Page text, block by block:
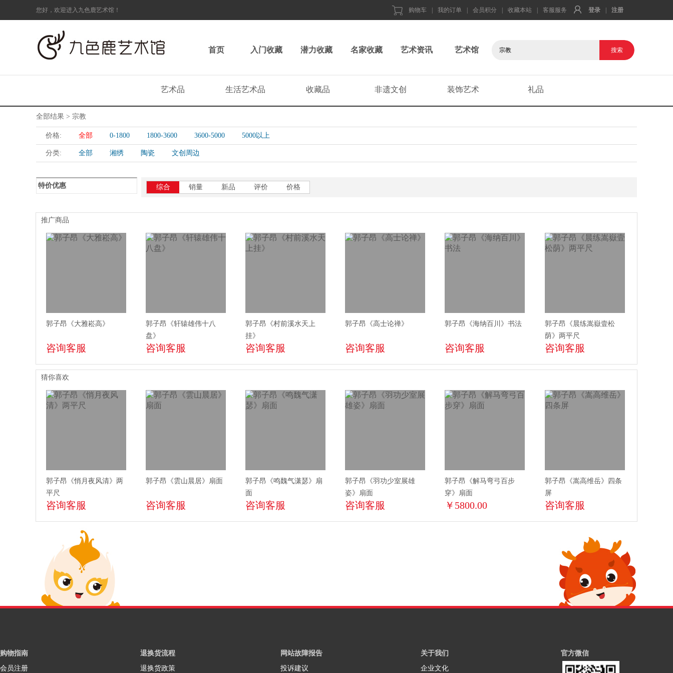
您好，欢迎进入九色鹿艺术馆！ 购物车 我的订单 会员积分 收藏本站 客服服务 登录 注册
首页 入门收藏 潜力收藏 名家收藏 艺术资讯 艺术馆
艺术品 生活艺术品 收藏品 非遗文创 装饰艺术 礼品
全部结果 > 宗教
价格: 全部 0-1800 1800-3600 3600-5000 5000以上
分类: 全部 湘绣 陶瓷 文创周边
特价优惠 综合 销量 新品 评价 价格
推广商品
郭子昂《大雅崧高》
咨询客服
郭子昂《轩辕雄伟十八
盘》
咨询客服
郭子昂《村前溪水天上
挂》
咨询客服
郭子昂《高士论禅》
咨询客服
郭子昂《海纳百川》书法
咨询客服
郭子昂《晨练嵩嶽壹松
荫》两平尺
咨询客服
猜你喜欢
郭子昂《悄月夜风清》两
平尺
咨询客服
郭子昂《雲山晨居》扇面
咨询客服
郭子昂《鸣魏气潇瑟》扇
面
咨询客服
郭子昂《羽功少室展雄
姿》扇面
咨询客服
郭子昂《解马弯弓百步
穿》扇面
￥5800.00
郭子昂《嵩高维岳》四条
屏
咨询客服
购物指南
会员注册
退换货流程
退换货政策
网站故障报告
投诉建议
关于我们
企业文化
官方微信